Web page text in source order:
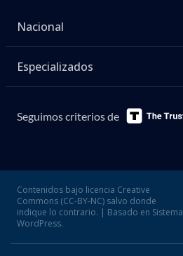
Nacional
Especializados
Seguimos criterios de
Contenidos bajo licencia Creative
Commons (CC-BY-NC) salvo donde
indique lo contrario. | Basado en Sistema
WordPress.